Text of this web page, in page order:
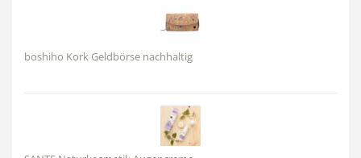
boshiho Kork Geldbörse nachhaltig